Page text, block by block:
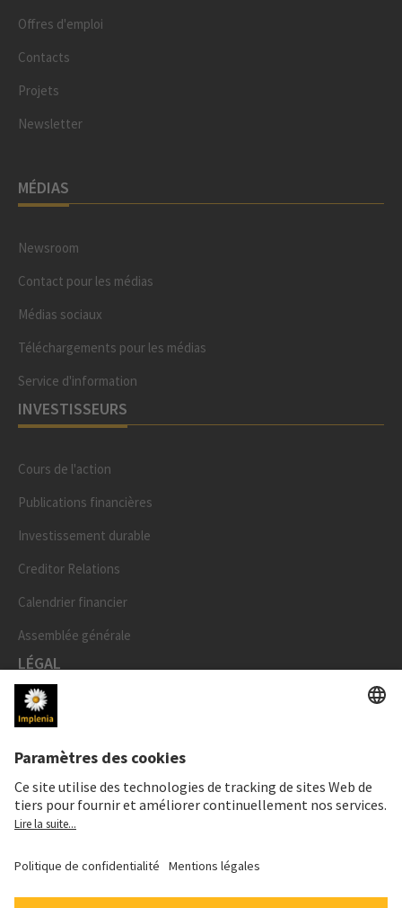
Offres d'emploi
Contacts
Projets
Newsletter
MÉDIAS
Newsroom
Contact pour les médias
Médias sociaux
Téléchargements pour les médias
Service d'information
INVESTISSEURS
Cours de l'action
Publications financières
Investissement durable
Creditor Relations
Calendrier financier
Assemblée générale
LÉGAL
Mentions légales
Données personnelles
Déclaration cookies et social media
Paramètres de confidentialité